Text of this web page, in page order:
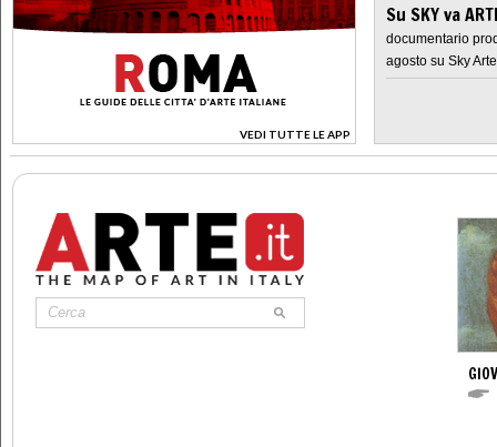
VEDI TUTTE LE APP
>
Su SKY va
documentario
agosto su Sky Arte